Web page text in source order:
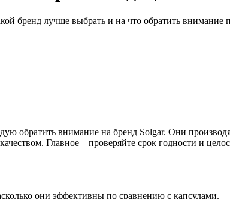
бренд лучше выбрать и на что обратить внимание
обратить внимание на бренд Solgar. Они
Главное – проверяйте срок годности и
они эффективны по сравнению с капсулами.